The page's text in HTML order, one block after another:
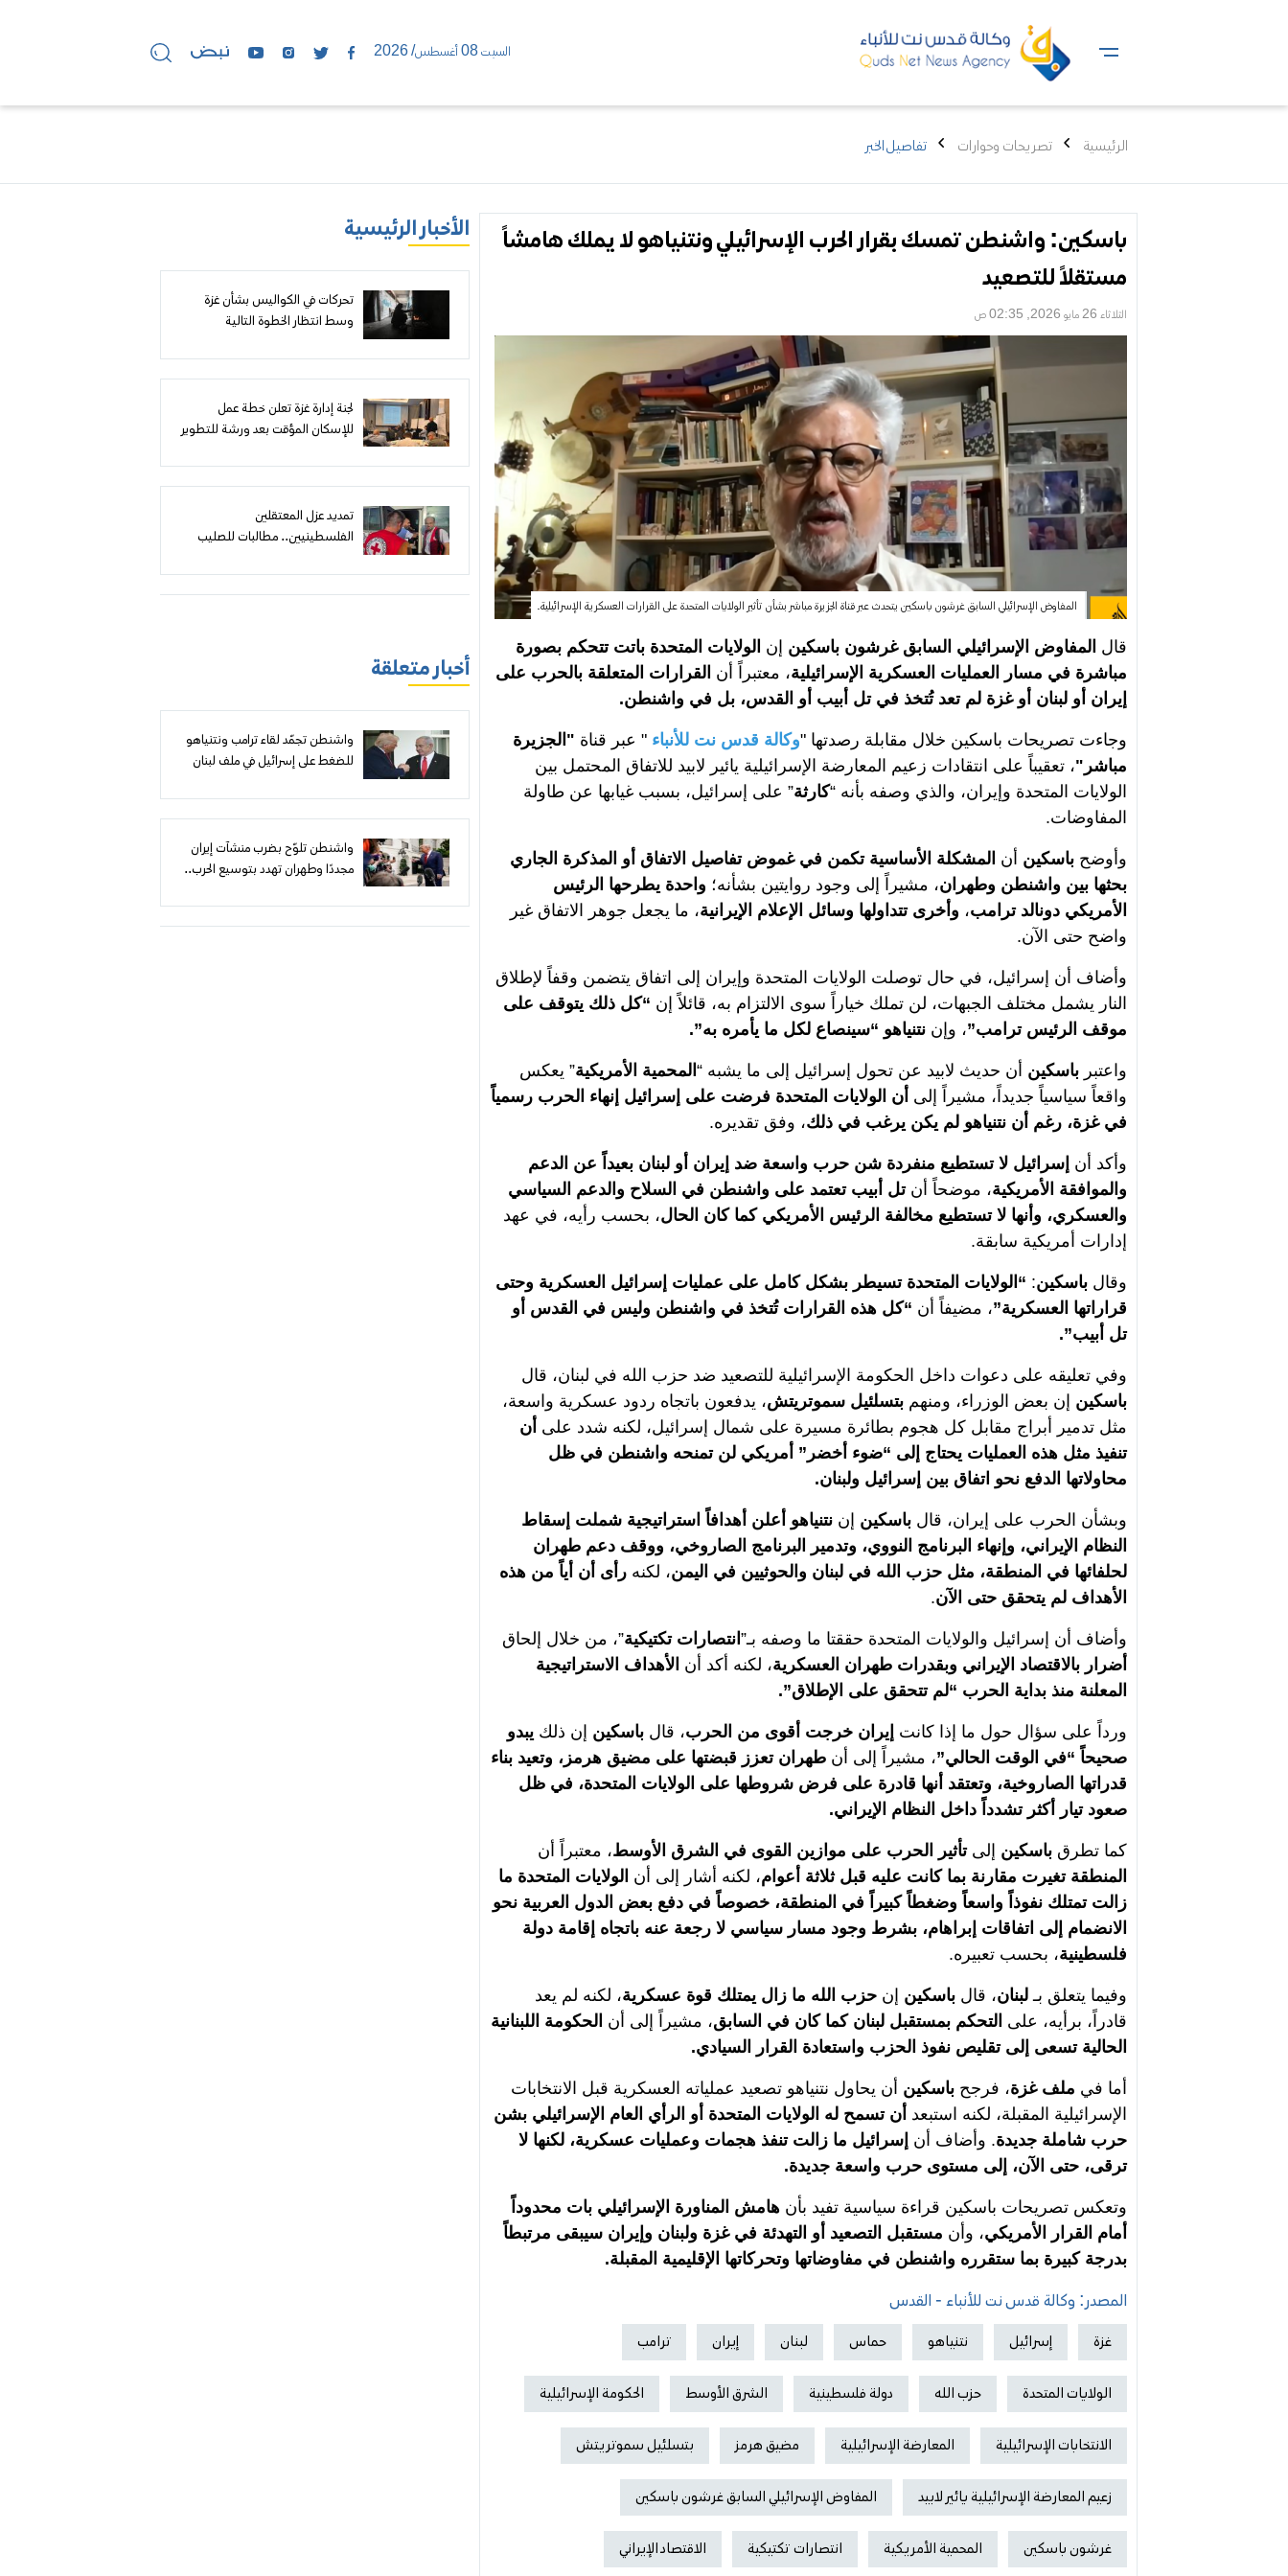
السبت 08 أغسطس/ 2026
الرئيسية تصريحات وحوارات تفاصيل الخبر
باسكين: واشنطن تمسك بقرار الحرب الإسرائيلي ونتنياهو لا يملك هامشاً
مستقلاً للتصعيد
الثلاثاء 26 مايو 2026, 02:35 ص
المفاوض الإسرائيلي السابق غرشون باسكين يتحدث عبر قناة الجزيرة مباشر بشأن تأثير الولايات المتحدة على القرارات العسكرية الإسرائيلية.
قال المفاوض الإسرائيلي السابق غرشون باسكين إن الولايات المتحدة باتت تتحكم بصورة
مباشرة في مسار العمليات العسكرية الإسرائيلية، معتبراً أن القرارات المتعلقة بالحرب على
إيران أو لبنان أو غزة لم تعد تُتخذ في تل أبيب أو القدس، بل في واشنطن.
وجاءت تصريحات باسكين خلال مقابلة رصدتها "وكالة قدس نت للأنباء " عبر قناة "الجزيرة
مباشر"، تعقيباً على انتقادات زعيم المعارضة الإسرائيلية يائير لابيد للاتفاق المحتمل بين
الولايات المتحدة وإيران، والذي وصفه بأنه “كارثة” على إسرائيل، بسبب غيابها عن طاولة
المفاوضات.
وأوضح باسكين أن المشكلة الأساسية تكمن في غموض تفاصيل الاتفاق أو المذكرة الجاري
بحثها بين واشنطن وطهران، مشيراً إلى وجود روايتين بشأنه؛ واحدة يطرحها الرئيس
الأمريكي دونالد ترامب، وأخرى تتداولها وسائل الإعلام الإيرانية، ما يجعل جوهر الاتفاق غير
واضح حتى الآن.
وأضاف أن إسرائيل، في حال توصلت الولايات المتحدة وإيران إلى اتفاق يتضمن وقفاً لإطلاق
النار يشمل مختلف الجبهات، لن تملك خياراً سوى الالتزام به، قائلاً إن “كل ذلك يتوقف على
موقف الرئيس ترامب”، وإن نتنياهو “سينصاع لكل ما يأمره به”.
واعتبر باسكين أن حديث لابيد عن تحول إسرائيل إلى ما يشبه “ المحمية الأمريكية” يعكس
واقعاً سياسياً جديداً، مشيراً إلى أن الولايات المتحدة فرضت على إسرائيل إنهاء الحرب رسمياً
في غزة، رغم أن نتنياهو لم يكن يرغب في ذلك، وفق تقديره.
وأكد أن إسرائيل لا تستطيع منفردة شن حرب واسعة ضد إيران أو لبنان بعيداً عن الدعم
والموافقة الأمريكية، موضحاً أن تل أبيب تعتمد على واشنطن في السلاح والدعم السياسي
والعسكري، وأنها لا تستطيع مخالفة الرئيس الأمريكي كما كان الحال، بحسب رأيه، في عهد
إدارات أمريكية سابقة.
وقال باسكين: “الولايات المتحدة تسيطر بشكل كامل على عمليات إسرائيل العسكرية وحتى
قراراتها العسكرية”، مضيفاً أن “كل هذه القرارات تُتخذ في واشنطن وليس في القدس أو
تل أبيب”.
وفي تعليقه على دعوات داخل الحكومة الإسرائيلية للتصعيد ضد حزب الله في لبنان، قال
باسكين إن بعض الوزراء، ومنهم بتسلئيل سموتريتش، يدفعون باتجاه ردود عسكرية واسعة،
مثل تدمير أبراج مقابل كل هجوم بطائرة مسيرة على شمال إسرائيل، لكنه شدد على أن
تنفيذ مثل هذه العمليات يحتاج إلى “ضوء أخضر” أمريكي لن تمنحه واشنطن في ظل
محاولاتها الدفع نحو اتفاق بين إسرائيل ولبنان.
وبشأن الحرب على إيران، قال باسكين إن نتنياهو أعلن أهدافاً استراتيجية شملت إسقاط
النظام الإيراني، وإنهاء البرنامج النووي، وتدمير البرنامج الصاروخي، ووقف دعم طهران
لحلفائها في المنطقة، مثل حزب الله في لبنان والحوثيين في اليمن، لكنه رأى أن أياً من هذه
الأهداف لم يتحقق حتى الآن.
وأضاف أن إسرائيل والولايات المتحدة حققتا ما وصفه بـ” انتصارات تكتيكية”، من خلال إلحاق
أضرار بالاقتصاد الإيراني وبقدرات طهران العسكرية، لكنه أكد أن الأهداف الاستراتيجية
المعلنة منذ بداية الحرب “لم تتحقق على الإطلاق”.
ورداً على سؤال حول ما إذا كانت إيران خرجت أقوى من الحرب، قال باسكين إن ذلك يبدو
صحيحاً “في الوقت الحالي”، مشيراً إلى أن طهران تعزز قبضتها على مضيق هرمز، وتعيد بناء
قدراتها الصاروخية، وتعتقد أنها قادرة على فرض شروطها على الولايات المتحدة، في ظل
صعود تيار أكثر تشدداً داخل النظام الإيراني.
كما تطرق باسكين إلى تأثير الحرب على موازين القوى في الشرق الأوسط، معتبراً أن
المنطقة تغيرت مقارنة بما كانت عليه قبل ثلاثة أعوام، لكنه أشار إلى أن الولايات المتحدة ما
زالت تمتلك نفوذاً واسعاً وضغطاً كبيراً في المنطقة، خصوصاً في دفع بعض الدول العربية نحو
الانضمام إلى اتفاقات إبراهام، بشرط وجود مسار سياسي لا رجعة عنه باتجاه إقامة دولة
فلسطينية، بحسب تعبيره.
وفيما يتعلق بـ لبنان، قال باسكين إن حزب الله ما زال يمتلك قوة عسكرية، لكنه لم يعد
قادراً، برأيه، على التحكم بمستقبل لبنان كما كان في السابق، مشيراً إلى أن الحكومة اللبنانية
الحالية تسعى إلى تقليص نفوذ الحزب واستعادة القرار السيادي.
أما في ملف غزة، فرجح باسكين أن يحاول نتنياهو تصعيد عملياته العسكرية قبل الانتخابات
الإسرائيلية المقبلة، لكنه استبعد أن تسمح له الولايات المتحدة أو الرأي العام الإسرائيلي بشن
حرب شاملة جديدة. وأضاف أن إسرائيل ما زالت تنفذ هجمات وعمليات عسكرية، لكنها لا
ترقى، حتى الآن، إلى مستوى حرب واسعة جديدة.
وتعكس تصريحات باسكين قراءة سياسية تفيد بأن هامش المناورة الإسرائيلي بات محدوداً
أمام القرار الأمريكي، وأن مستقبل التصعيد أو التهدئة في غزة ولبنان وإيران سيبقى مرتبطاً
بدرجة كبيرة بما ستقرره واشنطن في مفاوضاتها وتحركاتها الإقليمية المقبلة.
المصدر: وكالة قدس نت للأنباء - القدس
غزة إسرائيل نتنياهو حماس لبنان إيران ترامب
الولايات المتحدة حزب الله دولة فلسطينية الشرق الأوسط الحكومة الإسرائيلية
الانتخابات الإسرائيلية المعارضة الإسرائيلية مضيق هرمز بتسلئيل سموتريتش
زعيم المعارضة الإسرائيلية يائير لابيد المفاوض الإسرائيلي السابق غرشون باسكين
غرشون باسكين المحمية الأمريكية انتصارات تكتيكية الاقتصاد الإيراني
الأخبار الرئيسية
تحركات في الكواليس بشأن غزة
وسط انتظار الخطوة التالية
لجنة إدارة غزة تعلن خطة عمل
للإسكان المؤقت بعد ورشة للتطوير
تمديد عزل المعتقلين
الفلسطينيين.. مطالبات للصليب
وكسر الحصار عن السجون
أخبار متعلقة
واشنطن تجمّد لقاء ترامب ونتنياهو
للضغط على إسرائيل في ملف لبنان
واشنطن تلوّح بضرب منشآت إيران
مجددًا وطهران تهدد بتوسيع الحرب..
مباشر أو عملية أميركية واسعة